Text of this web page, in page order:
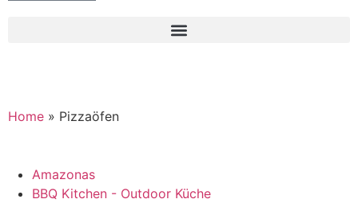
Home » Pizzaöfen
Amazonas
BBQ Kitchen - Outdoor Küche